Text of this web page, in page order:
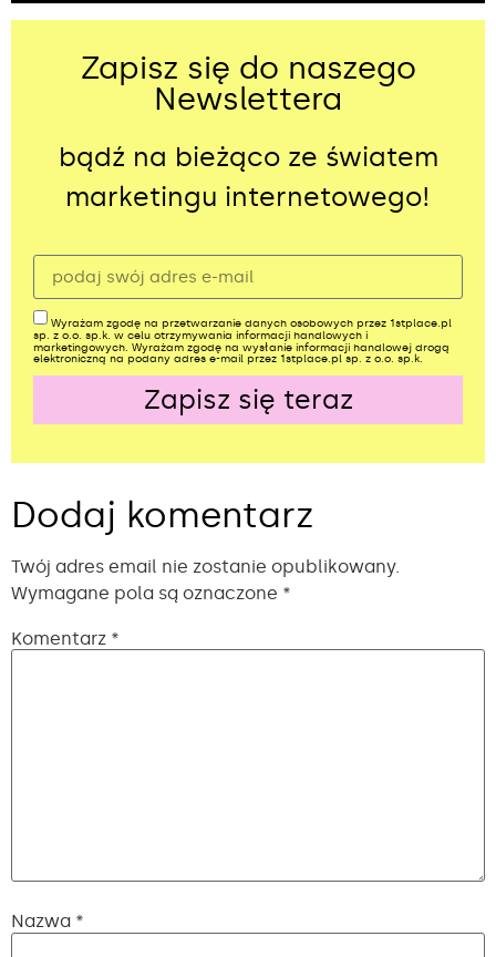
Zapisz się do naszego
Newslettera
bądź na bieżąco ze światem
marketingu internetowego!
Wyrażam zgodę na przetwarzanie danych osobowych przez 1stplace.pl
sp. z o.o. sp.k. w celu otrzymywania informacji handlowych i
marketingowych. Wyrażam zgodę na wysłanie informacji handlowej drogą
elektroniczną na podany adres e-mail przez 1stplace.pl sp. z o.o. sp.k.
Zapisz się teraz
Dodaj komentarz
Twój adres email nie zostanie opublikowany.
Wymagane pola są oznaczone *
Komentarz *
Nazwa *